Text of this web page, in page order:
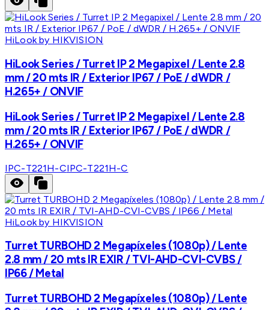
HiLook by HIKVISION
HiLook Series / Turret IP 2 Megapixel / Lente 2.8
mm / 20 mts IR / Exterior IP67 / PoE / dWDR /
H.265+ / ONVIF
HiLook Series / Turret IP 2 Megapixel / Lente 2.8
mm / 20 mts IR / Exterior IP67 / PoE / dWDR /
H.265+ / ONVIF
IPC-T221H-CIPC-T221H-C
HiLook by HIKVISION
Turret TURBOHD 2 Megapíxeles (1080p) / Lente
2.8 mm / 20 mts IR EXIR / TVI-AHD-CVI-CVBS /
IP66 / Metal
Turret TURBOHD 2 Megapíxeles (1080p) / Lente